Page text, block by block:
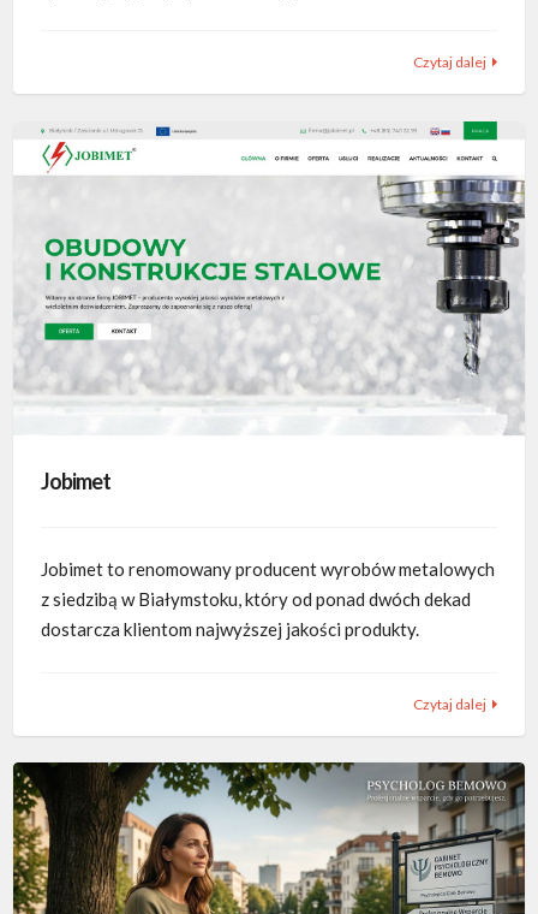
Czytaj dalej
Jobimet
Jobimet to renomowany producent wyrobów metalowych
z siedzibą w Białymstoku, który od ponad dwóch dekad
dostarcza klientom najwyższej jakości produkty.
Czytaj dalej